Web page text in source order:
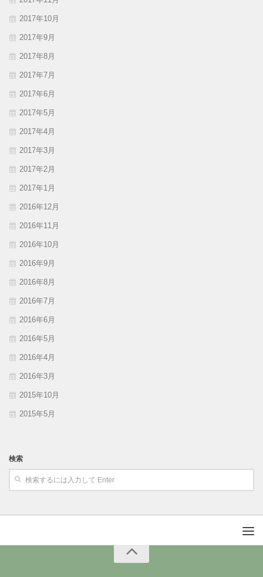
2017年10月
2017年9月
2017年8月
2017年7月
2017年6月
2017年5月
2017年4月
2017年3月
2017年2月
2017年1月
2016年12月
2016年11月
2016年10月
2016年9月
2016年8月
2016年7月
2016年6月
2016年5月
2016年4月
2016年3月
2015年10月
2015年5月
検索